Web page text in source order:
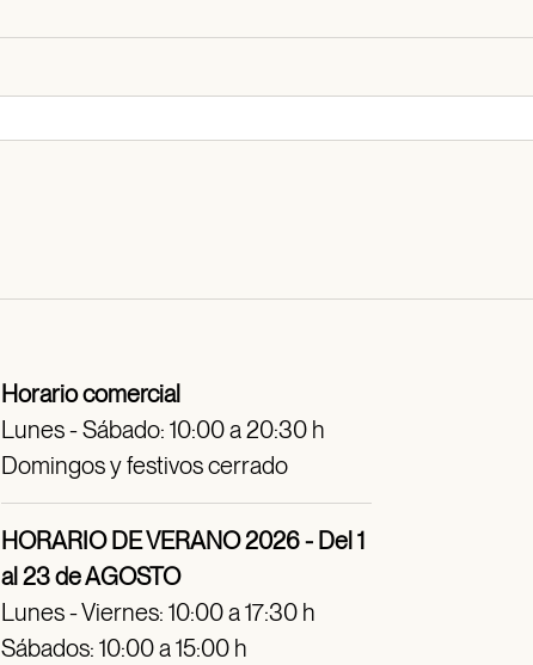
Horario comercial
Lunes - Sábado: 10:00 a 20:30 h
Domingos y festivos cerrado
HORARIO DE VERANO 2026 - Del 1
al 23 de AGOSTO
Lunes - Viernes: 10:00 a 17:30 h
Sábados: 10:00 a 15:00 h